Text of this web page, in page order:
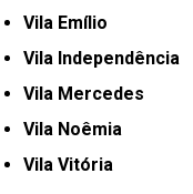
Vila Emílio
Vila Independência
Vila Mercedes
Vila Noêmia
Vila Vitória